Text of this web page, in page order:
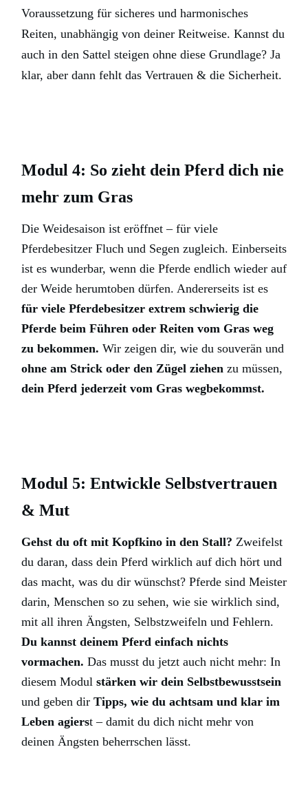
Voraussetzung für sicheres und harmonisches
Reiten, unabhängig von deiner Reitweise. Kannst du
auch in den Sattel steigen ohne diese Grundlage? Ja
klar, aber dann fehlt das Vertrauen & die Sicherheit.
Modul 4: So zieht dein Pferd dich nie
mehr zum Gras
Die Weidesaison ist eröffnet – für viele
Pferdebesitzer Fluch und Segen zugleich. Einberseits
ist es wunderbar, wenn die Pferde endlich wieder auf
der Weide herumtoben dürfen. Andererseits ist es
für viele Pferdebesitzer extrem schwierig die
Pferde beim Führen oder Reiten vom Gras weg
zu bekommen. Wir zeigen dir, wie du souverän und
ohne am Strick oder den Zügel ziehen zu müssen,
dein Pferd jederzeit vom Gras wegbekommst.
Modul 5: Entwickle Selbstvertrauen
& Mut
Gehst du oft mit Kopfkino in den Stall? Zweifelst
du daran, dass dein Pferd wirklich auf dich hört und
das macht, was du dir wünschst? Pferde sind Meister
darin, Menschen so zu sehen, wie sie wirklich sind,
mit all ihren Ängsten, Selbstzweifeln und Fehlern.
Du kannst deinem Pferd einfach nichts
vormachen. Das musst du jetzt auch nicht mehr: In
diesem Modul stärken wir dein Selbstbewusstsein
und geben dir Tipps, wie du achtsam und klar im
Leben agierst – damit du dich nicht mehr von
deinen Ängsten beherrschen lässt.